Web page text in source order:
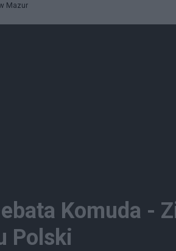
Mazur
Komuda -
Polski